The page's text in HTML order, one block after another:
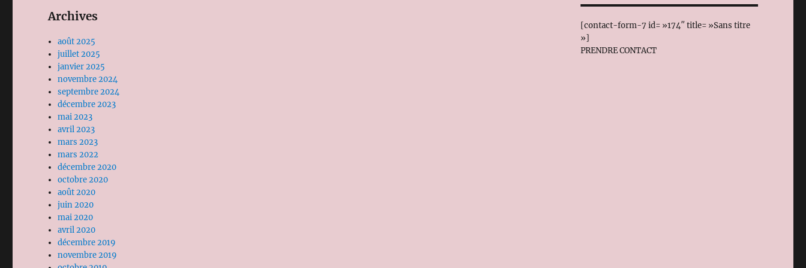
Archives
août 2025
juillet 2025
janvier 2025
novembre 2024
septembre 2024
décembre 2023
mai 2023
avril 2023
mars 2023
mars 2022
décembre 2020
octobre 2020
août 2020
juin 2020
mai 2020
avril 2020
décembre 2019
novembre 2019
[contact-form-7 id= »174″ title= »Sans titre
»]
PRENDRE CONTACT